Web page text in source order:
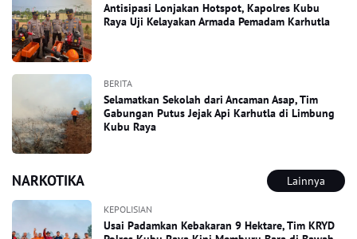
Antisipasi Lonjakan Hotspot, Kapolres Kubu
Raya Uji Kelayakan Armada Pemadam Karhutla
BERITA
Selamatkan Sekolah dari Ancaman Asap, Tim
Gabungan Putus Jejak Api Karhutla di Limbung
Kubu Raya
NARKOTIKA Lainnya
KEPOLISIAN
Usai Padamkan Kebakaran 9 Hektare, Tim KRYD